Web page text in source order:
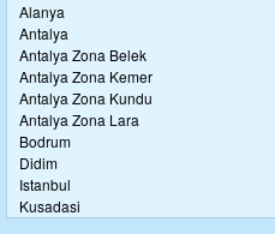
Alanya
Antalya
Antalya Zona Belek
Antalya Zona Kemer
Antalya Zona Kundu
Antalya Zona Lara
Bodrum
Didim
Istanbul
Kusadasi